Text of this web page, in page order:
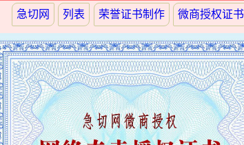
急切网 列表 荣誉证书制作 微商授权证书